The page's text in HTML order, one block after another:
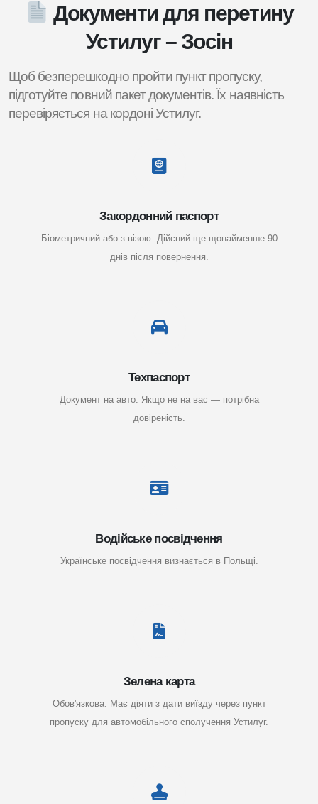
Документи для перетину
Устилуг – Зосін
Щоб безперешкодно пройти пункт пропуску,
підготуйте повний пакет документів. Їх наявність
перевіряється на кордоні Устилуг.
Закордонний паспорт
Біометричний або з візою. Дійсний ще щонайменше 90
днів після повернення.
Техпаспорт
Документ на авто. Якщо не на вас — потрібна
довіреність.
Водійське посвідчення
Українське посвідчення визнається в Польщі.
Зелена карта
Обов'язкова. Має діяти з дати виїзду через пункт
пропуску для автомобільного сполучення Устилуг.